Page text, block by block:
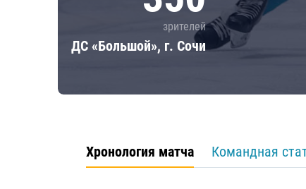
зрителей
ДС «Большой», г. Сочи
Хронология матча Командная